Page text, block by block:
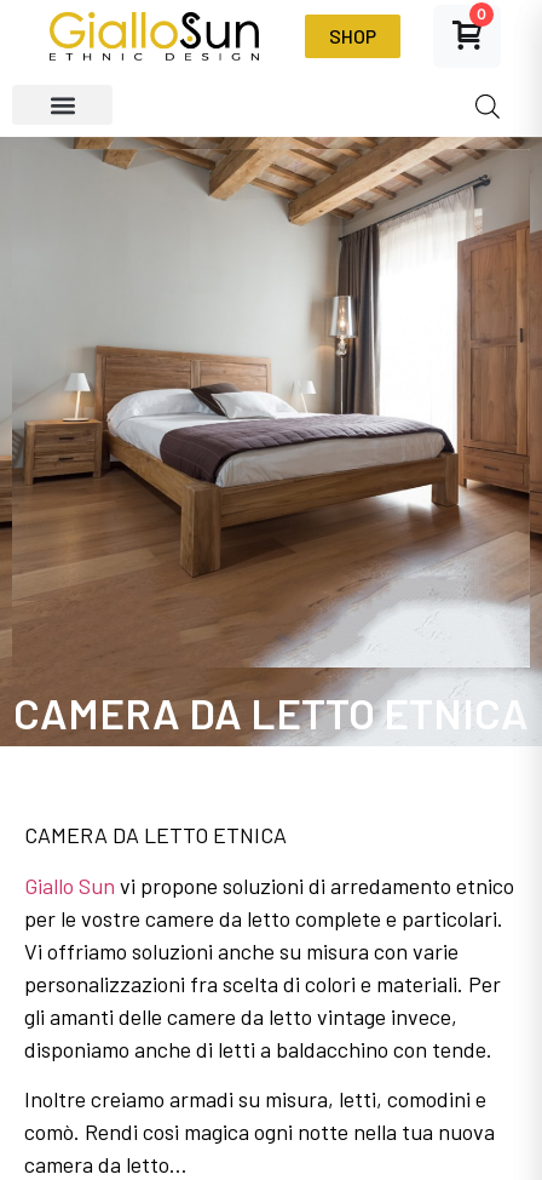
SHOP
0
CAMERA DA LETTO ETNICA
CAMERA DA LETTO ETNICA
Giallo Sun vi propone soluzioni di arredamento etnico
per le vostre camere da letto complete e particolari.
Vi offriamo soluzioni anche su misura con varie
personalizzazioni fra scelta di colori e materiali. Per
gli amanti delle camere da letto vintage invece,
disponiamo anche di letti a baldacchino con tende.
Inoltre creiamo armadi su misura, letti, comodini e
comò. Rendi cosi magica ogni notte nella tua nuova
camera da letto…